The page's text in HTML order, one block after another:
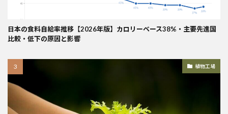
日本の食料自給率推移【2026年版】カロリーベース38%・主要先進国
比較・低下の原因と影響
植物工場